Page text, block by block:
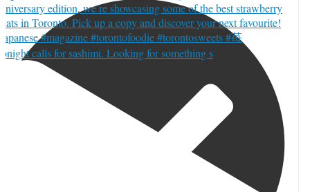
calls for sashimi. Looking for something s